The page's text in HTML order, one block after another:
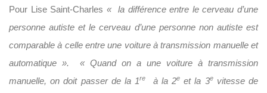
Pour Lise Saint-Charles « la différence entre le cerveau d’une
personne autiste et le cerveau d’une personne non autiste est
comparable à celle entre une voiture à transmission manuelle et
automatique ». « Quand on a une voiture à transmission
manuelle, on doit passer de la 1re à la 2e et la 3evitesse de